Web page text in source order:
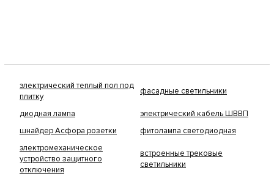
электрический теплый пол под
плитку
фасадные светильники
диодная лампа
электрический кабель ШВВП
шнайдер Асфора розетки
фитолампа светодиодная
электромеханическое
устройство защитного
отключения
встроенные трековые
светильники